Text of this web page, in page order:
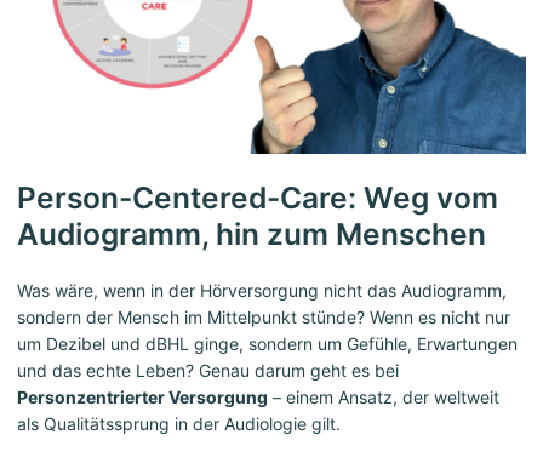
Person-Centered-Care: Weg vom
Audiogramm, hin zum Menschen
Was wäre, wenn in der Hörversorgung nicht das Audiogramm,
sondern der Mensch im Mittelpunkt stünde? Wenn es nicht nur
um Dezibel und dBHL ginge, sondern um Gefühle, Erwartungen
und das echte Leben? Genau darum geht es bei
Personzentrierter Versorgung – einem Ansatz, der weltweit
als Qualitätssprung in der Audiologie gilt.